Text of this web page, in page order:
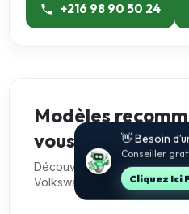
+216 98 90 50 24
Modèles
vous
Découvre 5 autres voitures
Volkswagen
🚗 Je t’aide à
Conseiller gratuit
Jette Un